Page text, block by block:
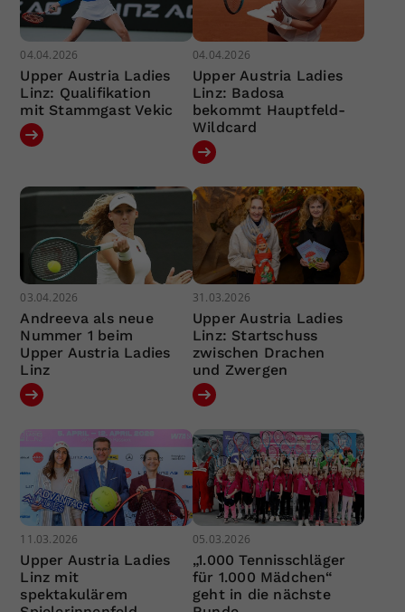
04.04.2026
Upper Austria Ladies
Linz: Qualifikation
mit Stammgast Vekic
04.04.2026
Upper Austria Ladies
Linz: Badosa
bekommt Hauptfeld-
Wildcard
03.04.2026
Andreeva als neue
Nummer 1 beim
Upper Austria Ladies
Linz
31.03.2026
Upper Austria Ladies
Linz: Startschuss
zwischen Drachen
und Zwergen
11.03.2026
Upper Austria Ladies
Linz mit
spektakulärem
05.03.2026
„1.000 Tennisschläger
für 1.000 Mädchen“
geht in die nächste